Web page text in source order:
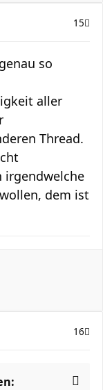
15
so
aller
Thread.
irgendwelche
dem ist
16